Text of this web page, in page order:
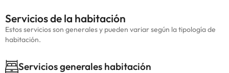
Servicios de la habitación
Estos servicios son generales y pueden variar según la tipología de
habitación.
Servicios generales habitación